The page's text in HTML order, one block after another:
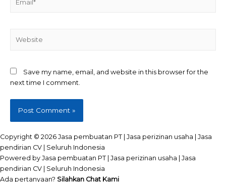
Save my name, email, and website in this browser for the
next time I comment.
Copyright © 2026 Jasa pembuatan PT | Jasa perizinan usaha | Jasa
pendirian CV | Seluruh Indonesia
Powered by Jasa pembuatan PT | Jasa perizinan usaha | Jasa
pendirian CV | Seluruh Indonesia
Ada pertanyaan? Silahkan Chat Kami